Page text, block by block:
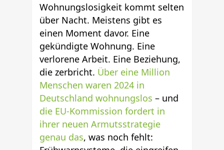
Wohnungslosigkeit kommt selten
über Nacht. Meistens gibt es
einen Moment davor. Eine
gekündigte Wohnung. Eine
verlorene Arbeit. Eine Beziehung,
die zerbricht. Über eine Million
Menschen waren 2024 in
Deutschland wohnungslos – und
die EU-Kommission fordert in
ihrer neuen Armutsstrategie
genau das, was noch fehlt: